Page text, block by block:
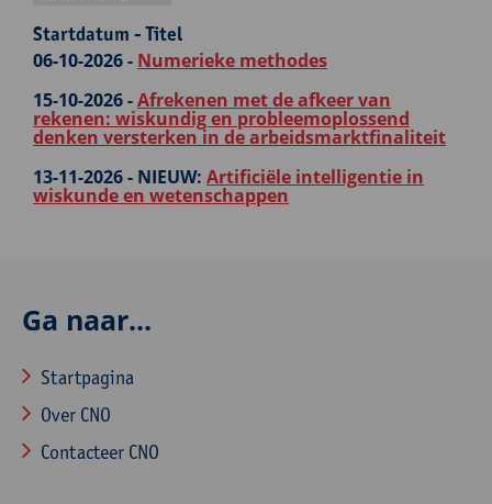
Startdatum - Titel
06-10-2026 - Numerieke methodes
15-10-2026 -Afrekenen met de afkeer van
rekenen: wiskundig en probleemoplossend
denken versterken in de arbeidsmarktfinaliteit
13-11-2026 - NIEUW: Artificiële intelligentie in
wiskunde en wetenschappen
Ga naar...
Startpagina
Over CNO
Contacteer CNO